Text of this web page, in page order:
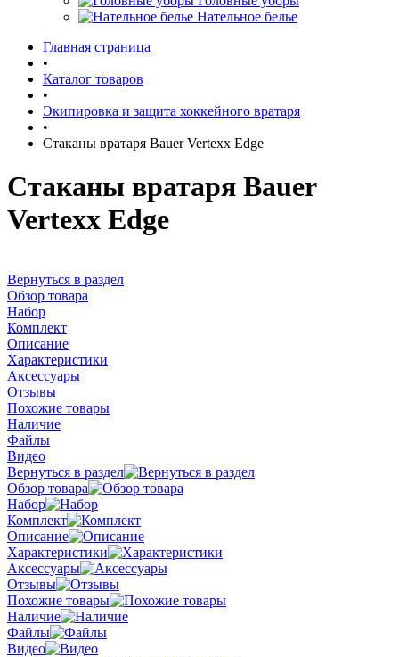
Нательное белье
Главная страница
•
Каталог товаров
•
Экипировка и защита хоккейного вратаря
•
Стаканы вратаря Bauer Vertexx Edge
Стаканы вратаря Bauer
Vertexx Edge
Вернуться в раздел
Обзор товара
Набор
Комплект
Описание
Характеристики
Аксессуары
Отзывы
Похожие товары
Наличие
Файлы
Видео
Вернуться в раздел
Обзор товара
Набор
Комплект
Описание
Характеристики
Аксессуары
Отзывы
Похожие товары
Наличие
Файлы
Видео